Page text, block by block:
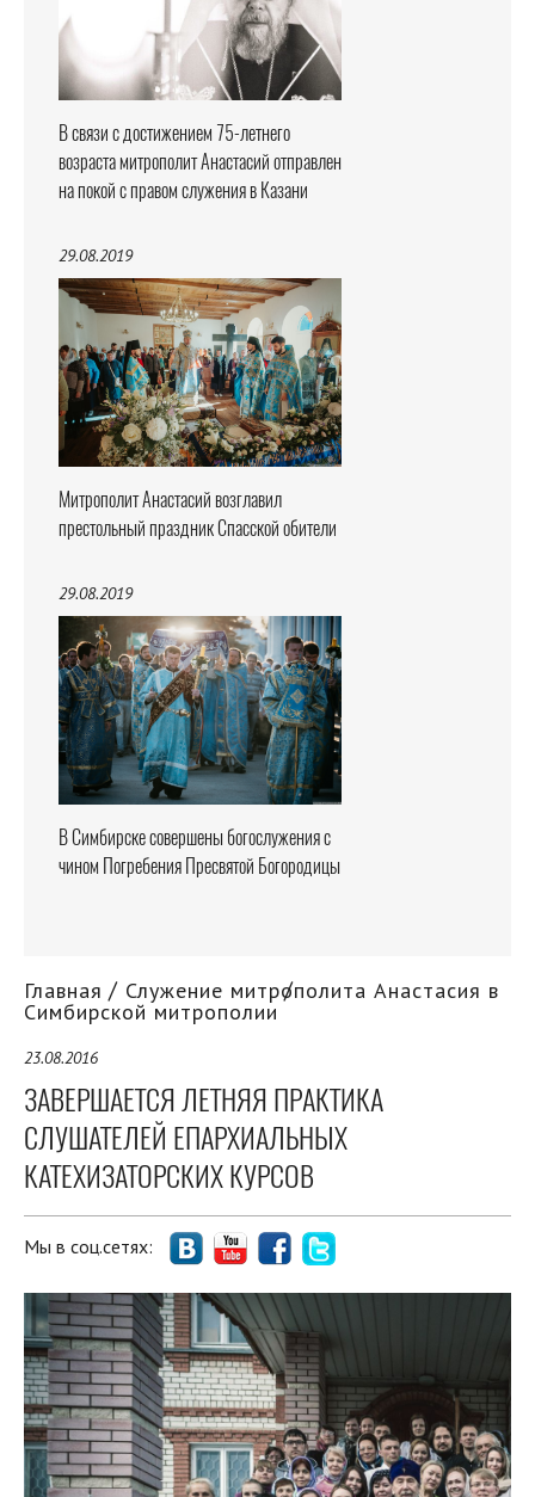
В связи с достижением 75-летнего
возраста митрополит Анастасий отправлен
на покой с правом служения в Казани
29.08.2019
Митрополит Анастасий возглавил
престольный праздник Спасской обители
29.08.2019
В Симбирске совершены богослужения с
чином Погребения Пресвятой Богородицы
Главная Служение митрополита Анастасия в
Симбирской митрополии
23.08.2016
ЗАВЕРШАЕТСЯ ЛЕТНЯЯ ПРАКТИКА
СЛУШАТЕЛЕЙ ЕПАРХИАЛЬНЫХ
КАТЕХИЗАТОРСКИХ КУРСОВ
Мы в соц.сетях: